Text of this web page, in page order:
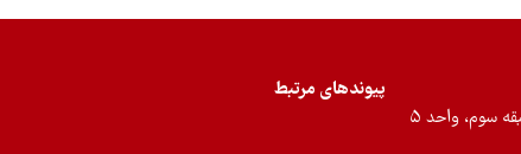
پیوندهای مرتبط